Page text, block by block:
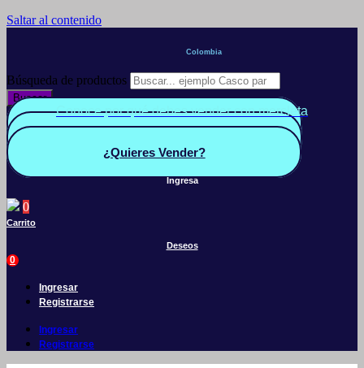
Saltar al contenido
Colombia
Búsqueda de productos
Buscar
Conoce por qué debes vender con mercleta
Quiero Vender
¿Quieres Vender?
Ingresa
0
Carrito
Deseos
0
Ingresar
Registrarse
Ingresar
Registrarse